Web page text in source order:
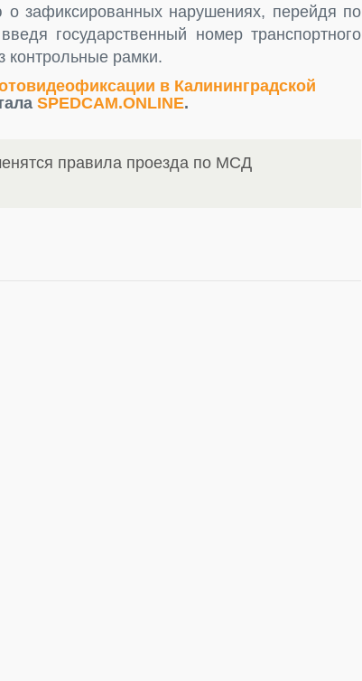
о зафиксированных нарушениях, перейдя по
государственный номер транспортного
контрольные рамки.
в Калининградской
SPEDCAM.ONLINE.
правила проезда по МСД